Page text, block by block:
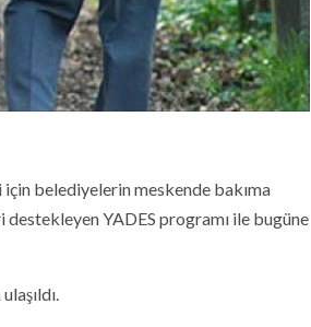
belediyelerin meskende bakıma
YADES programı ile bugüne